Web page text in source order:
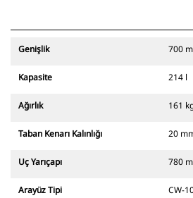
Genişlik 700
Kapasite 214 l
Ağırlık 161
Taban Kenarı Kalınlığı 20
Uç Yarıçapı 780
Arayüz Tipi CW-